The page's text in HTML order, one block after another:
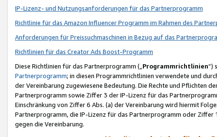
IP-Lizenz- und Nutzungsanforderungen für das Partnerprogramm
Richtlinie für das Amazon Influencer Programm im Rahmen des
Anforderungen für Preissuchmaschinen in Bezug auf das
Richtlinien für das Creator Ads Boost-Programm
Diese Richtlinien für das Partnerprogramm („Programmrichtlinien“)
Partnerprogramm; in diesen Programmrichtlinien verwendete und
der Vereinbarung zugewiesene Bedeutung. Die Rechte und Pflichten
Partnerprogramm sowie Ziffer 3 der IP-Lizenz für das
Einschränkung von Ziffer 6 Abs. (a) der Vereinbarung wird hiermit
Partnerprogramm, die IP-Lizenz für das Partnerprogramm oder
gegen die Vereinbarung.